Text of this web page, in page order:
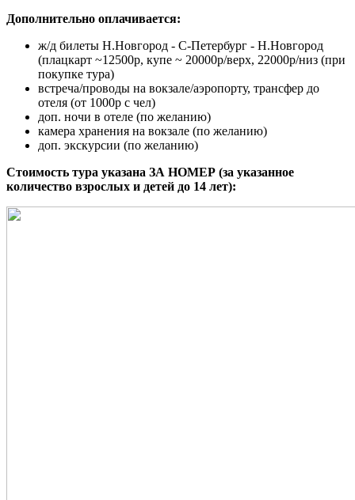
Дополнительно оплачивается:
ж/д билеты Н.Новгород - С-Петербург - Н.Новгород
(плацкарт ~12500р, купе ~ 20000р/верх, 22000р/низ (при
покупке тура)
встреча/проводы на вокзале/аэропорту, трансфер до
отеля (от 1000р с чел)
доп. ночи в отеле (по желанию)
камера хранения на вокзале (по желанию)
доп. экскурсии (по желанию)
Стоимость тура указана ЗА НОМЕР (за указанное
количество взрослых и детей до 14 лет):